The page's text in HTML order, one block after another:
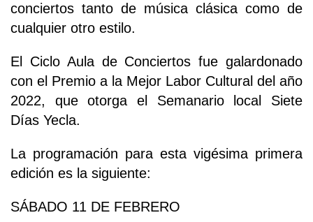
conciertos tanto de música clásica como de
cualquier otro estilo.
El Ciclo Aula de Conciertos fue galardonado
con el Premio a la Mejor Labor Cultural del año
2022, que otorga el Semanario local Siete
Días Yecla.
La programación para esta vigésima primera
edición es la siguiente:
SÁBADO 11 DE FEBRERO